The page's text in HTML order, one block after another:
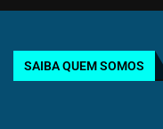
SAIBA QUEM SOMOS